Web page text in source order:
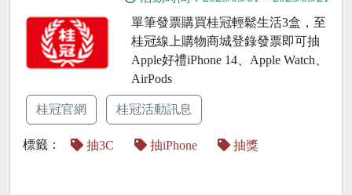
單筆發票購買桂冠輕鬆生活3盒，至
桂冠線上購物商城登錄發票即可抽
Apple好禮iPhone 14、Apple Watch、
AirPods
桂冠官網 桂冠活動訊息
標籤： 抽3C 抽iPhone 抽獎